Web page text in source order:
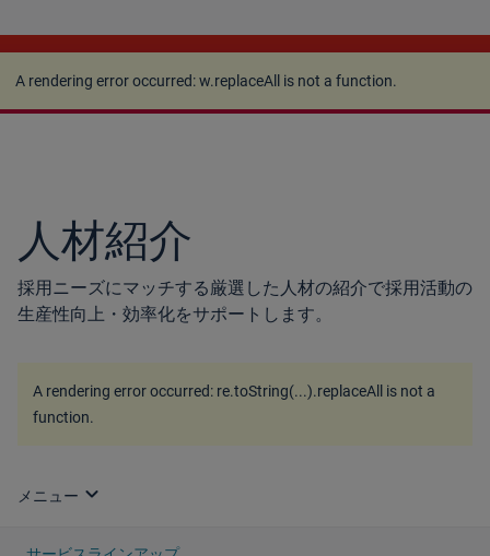
A rendering error occurred:w.replaceAll is not a
function.
A rendering error occurred:w.replaceAll is not a function.
人材紹介
採用ニーズにマッチする厳選した人材の紹介で採用活動の
生産性向上・効率化をサポートします。
A rendering error occurred: re.toString(...).replaceAll is not a
function.
expand_more